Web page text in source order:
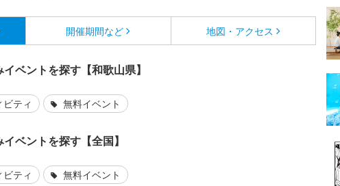
開催期間など 地図・アクセス
ベントを探す【和歌山県】
ティ 無料イベント
ベントを探す【全国】
ティ 無料イベント